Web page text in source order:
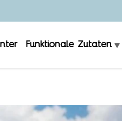
Funktionale Zutaten